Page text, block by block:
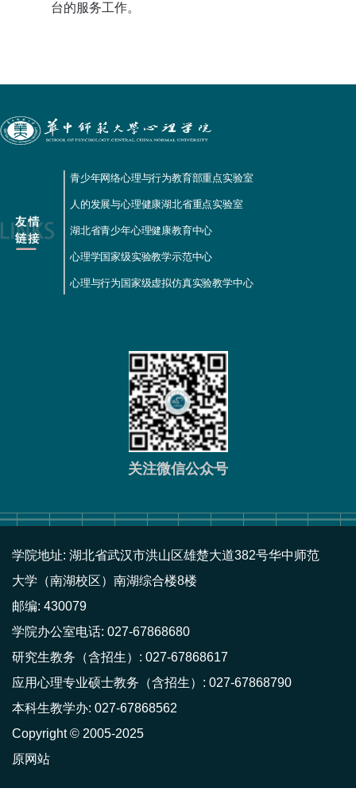
台的服务工作。
青少年网络心理与行为教育部重点实验室
人的发展与心理健康湖北省重点实验室
湖北省青少年心理健康教育中心
心理学国家级实验教学示范中心
心理与行为国家级虚拟仿真实验教学中心
关注微信公众号
学院地址: 湖北省武汉市洪山区雄楚大道382号华中师范
大学（南湖校区）南湖综合楼8楼
邮编: 430079
学院办公室电话: 027-67868680
研究生教务（含招生）: 027-67868617
应用心理专业硕士教务（含招生）: 027-67868790
本科生教学办: 027-67868562
Copyright © 2005-2025
原网站